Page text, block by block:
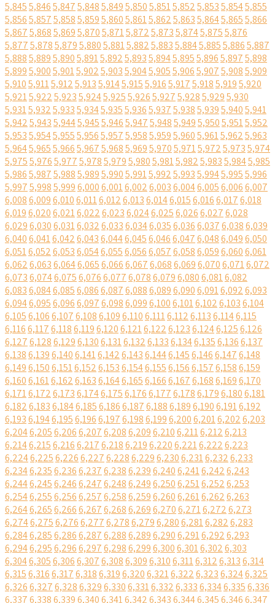
5,8455,8465,8475,8485,8495,8505,8515,8525,8535,8545,855
5,8565,8575,8585,8595,8605,8615,8625,8635,8645,8655,866
5,8675,8685,8695,8705,8715,8725,8735,8745,8755,876
5,8775,8785,8795,8805,8815,8825,8835,8845,8855,8865,887
5,8885,8895,8905,8915,8925,8935,8945,8955,8965,8975,898
5,8995,9005,9015,9025,9035,9045,9055,9065,9075,9085,909
5,9105,9115,9125,9135,9145,9155,9165,9175,9185,9195,920
5,9215,9225,9235,9245,9255,9265,9275,9285,9295,930
5,9315,9325,9335,9345,9355,9365,9375,9385,9395,9405,941
5,9425,9435,9445,9455,9465,9475,9485,9495,9505,9515,952
5,9535,9545,9555,9565,9575,9585,9595,9605,9615,9625,963
5,9645,9655,9665,9675,9685,9695,9705,9715,9725,9735,974
5,9755,9765,9775,9785,9795,9805,9815,9825,9835,9845,985
5,9865,9875,9885,9895,9905,9915,9925,9935,9945,9955,996
5,9975,9985,9996,0006,0016,0026,0036,0046,0056,0066,007
6,0086,0096,0106,0116,0126,0136,0146,0156,0166,0176,018
6,0196,0206,0216,0226,0236,0246,0256,0266,0276,028
6,0296,0306,0316,0326,0336,0346,0356,0366,0376,0386,039
6,0406,0416,0426,0436,0446,0456,0466,0476,0486,0496,050
6,0516,0526,0536,0546,0556,0566,0576,0586,0596,0606,061
6,0626,0636,0646,0656,0666,0676,0686,0696,0706,0716,072
6,0736,0746,0756,0766,0776,0786,0796,0806,0816,082
6,0836,0846,0856,0866,0876,0886,0896,0906,0916,0926,093
6,0946,0956,0966,0976,0986,0996,1006,1016,1026,1036,104
6,1056,1066,1076,1086,1096,1106,1116,1126,1136,1146,115
6,1166,1176,1186,1196,1206,1216,1226,1236,1246,1256,126
6,1276,1286,1296,1306,1316,1326,1336,1346,1356,1366,137
6,1386,1396,1406,1416,1426,1436,1446,1456,1466,1476,148
6,1496,1506,1516,1526,1536,1546,1556,1566,1576,1586,159
6,1606,1616,1626,1636,1646,1656,1666,1676,1686,1696,170
6,1716,1726,1736,1746,1756,1766,1776,1786,1796,1806,181
6,1826,1836,1846,1856,1866,1876,1886,1896,1906,1916,192
6,1936,1946,1956,1966,1976,1986,1996,2006,2016,2026,203
6,2046,2056,2066,2076,2086,2096,2106,2116,2126,213
6,2146,2156,2166,2176,2186,2196,2206,2216,2226,223
6,2246,2256,2266,2276,2286,2296,2306,2316,2326,233
6,2346,2356,2366,2376,2386,2396,2406,2416,2426,243
6,2446,2456,2466,2476,2486,2496,2506,2516,2526,253
6,2546,2556,2566,2576,2586,2596,2606,2616,2626,263
6,2646,2656,2666,2676,2686,2696,2706,2716,2726,273
6,2746,2756,2766,2776,2786,2796,2806,2816,2826,283
6,2846,2856,2866,2876,2886,2896,2906,2916,2926,293
6,2946,2956,2966,2976,2986,2996,3006,3016,3026,303
6,3046,3056,3066,3076,3086,3096,3106,3116,3126,3136,314
6,3156,3166,3176,3186,3196,3206,3216,3226,3236,3246,325
6,3266,3276,3286,3296,3306,3316,3326,3336,3346,3356,336
6,3376,3386,3396,3406,3416,3426,3436,3446,3456,3466,347